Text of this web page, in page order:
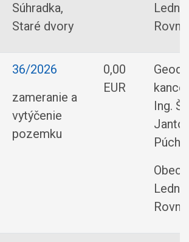
Súhradka,
Staré dvory
Rovne
36/2026
zameranie a
vytýčenie
pozemku
0,00
EUR
Ing.
Obec
Rovne